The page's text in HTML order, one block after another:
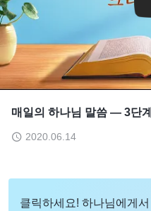
매일의 하나님 말씀 ― 3단
2020.06.14
클릭하세요! 하나님에게